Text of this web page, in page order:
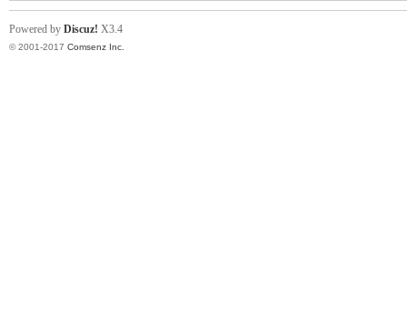
Powered by Discuz! X3.4
© 2001-2017 Comsenz Inc.